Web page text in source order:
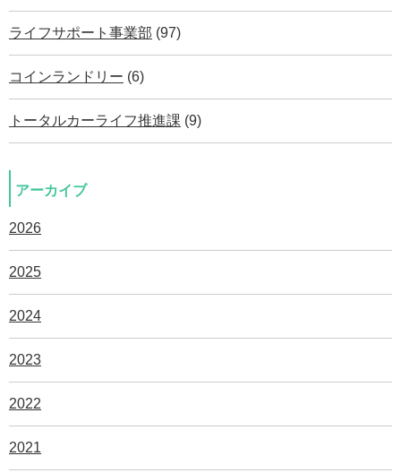
ライフサポート事業部 (97)
コインランドリー (6)
トータルカーライフ推進課 (9)
アーカイブ
2026
2025
2024
2023
2022
2021